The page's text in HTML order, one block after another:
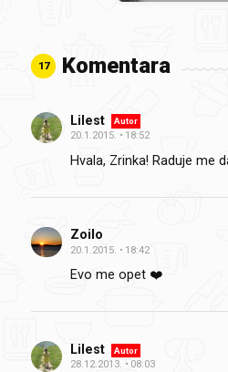
17 Komentara
Lilest Autor
20.1.2015. 18:52
Hvala, Zrinka! Raduje me
Zoilo
20.1.2015. 18:42
Evo me opet ❤️
Lilest Autor
28.12.2013. 08:03